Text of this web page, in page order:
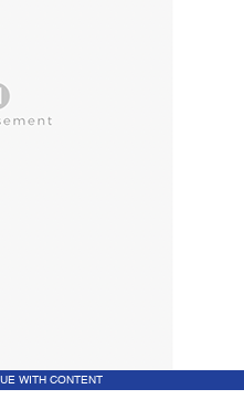
WITH CONTENT